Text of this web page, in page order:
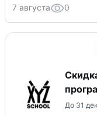
7 августа 0
До 31